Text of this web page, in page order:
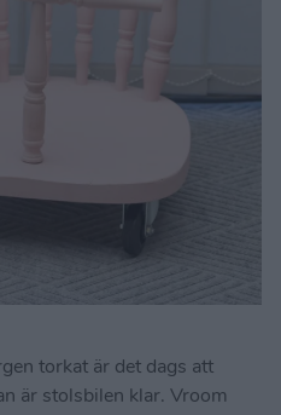
torkat är det dags att
är stolsbilen klar. Vroom